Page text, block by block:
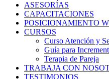
ASESORÍAS
CAPACITACIONES
POSICIONAMIENTO
CURSOS
Curso Atención y
Guía para
Terapia de Pareja
TRABAJA CON
TESTIMONIOS